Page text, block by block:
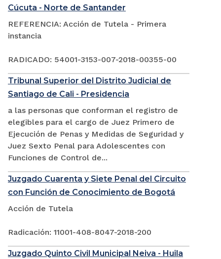
Cúcuta - Norte de Santander
REFERENCIA: Acción de Tutela - Primera
instancia
RADICADO: 54001-3153-007-2018-00355-00
Tribunal Superior del Distrito Judicial de
Santiago de Cali - Presidencia
a las personas que conforman el registro de
elegibles para el cargo de Juez Primero de
Ejecución de Penas y Medidas de Seguridad y
Juez Sexto Penal para Adolescentes con
Funciones de Control de...
Juzgado Cuarenta y Siete Penal del Circuito
con Función de Conocimiento de Bogotá
Acción de Tutela
Radicación: 11001-408-8047-2018-200
Juzgado Quinto Civil Municipal Neiva - Huila